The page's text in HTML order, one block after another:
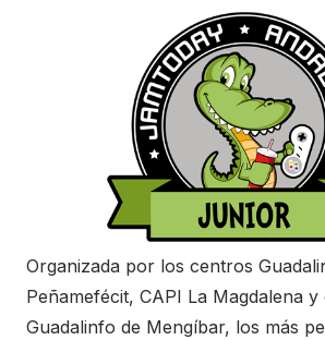
Organizada por los centros
Peñamefécit, CAPI La Magdalena y
Guadalinfo de Mengíbar, los más